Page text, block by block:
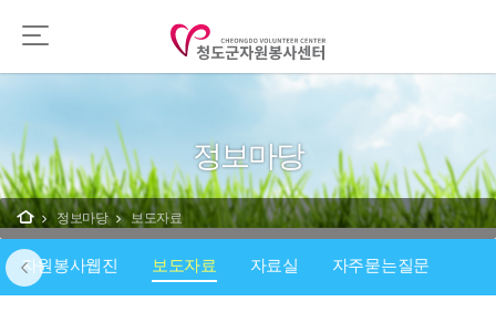
정보마당
정보마당 보도자료
자원봉사웹진 보도자료 자료실 자주묻는질문